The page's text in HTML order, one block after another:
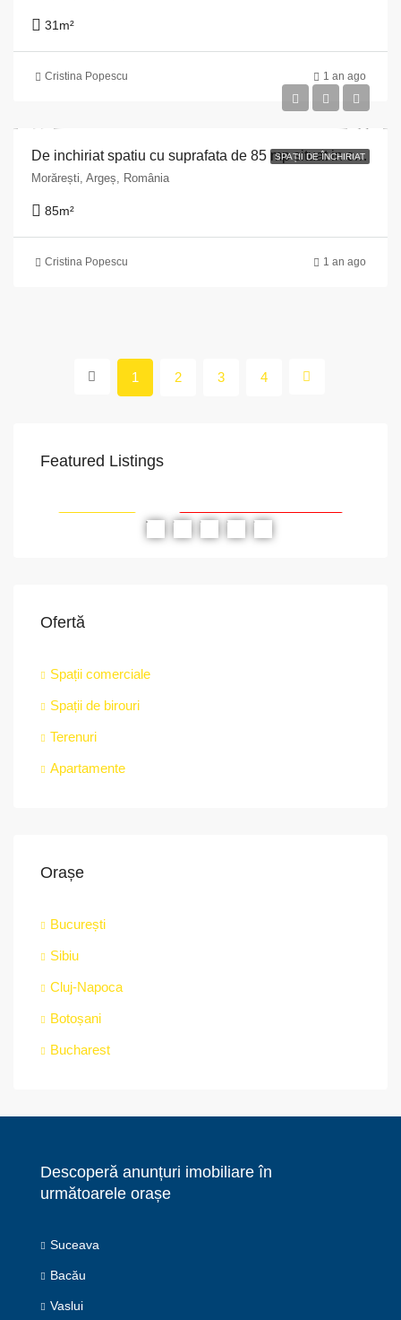
31 m²
Cristina Popescu 1 an ago
SPAȚII DE ÎNCHIRIAT
De inchiriat spatiu cu suprafata de 85 mp situat in comuna Moraresti nr. 14 A, judetul Arges
Morărești, Argeș, România
85m²
Cristina Popescu 1 an ago
1 2 3 4
Featured Listings
PROPRIETATEA A FOST ÎNCHIRIATĂ
Ofertă
Spații comerciale
Spații de birouri
Terenuri
Apartamente
Orașe
București
Sibiu
Cluj-Napoca
Botoșani
Bucharest
Descoperă anunțuri imobiliare în
următoarele orașe
Suceava
Bacău
Vaslui